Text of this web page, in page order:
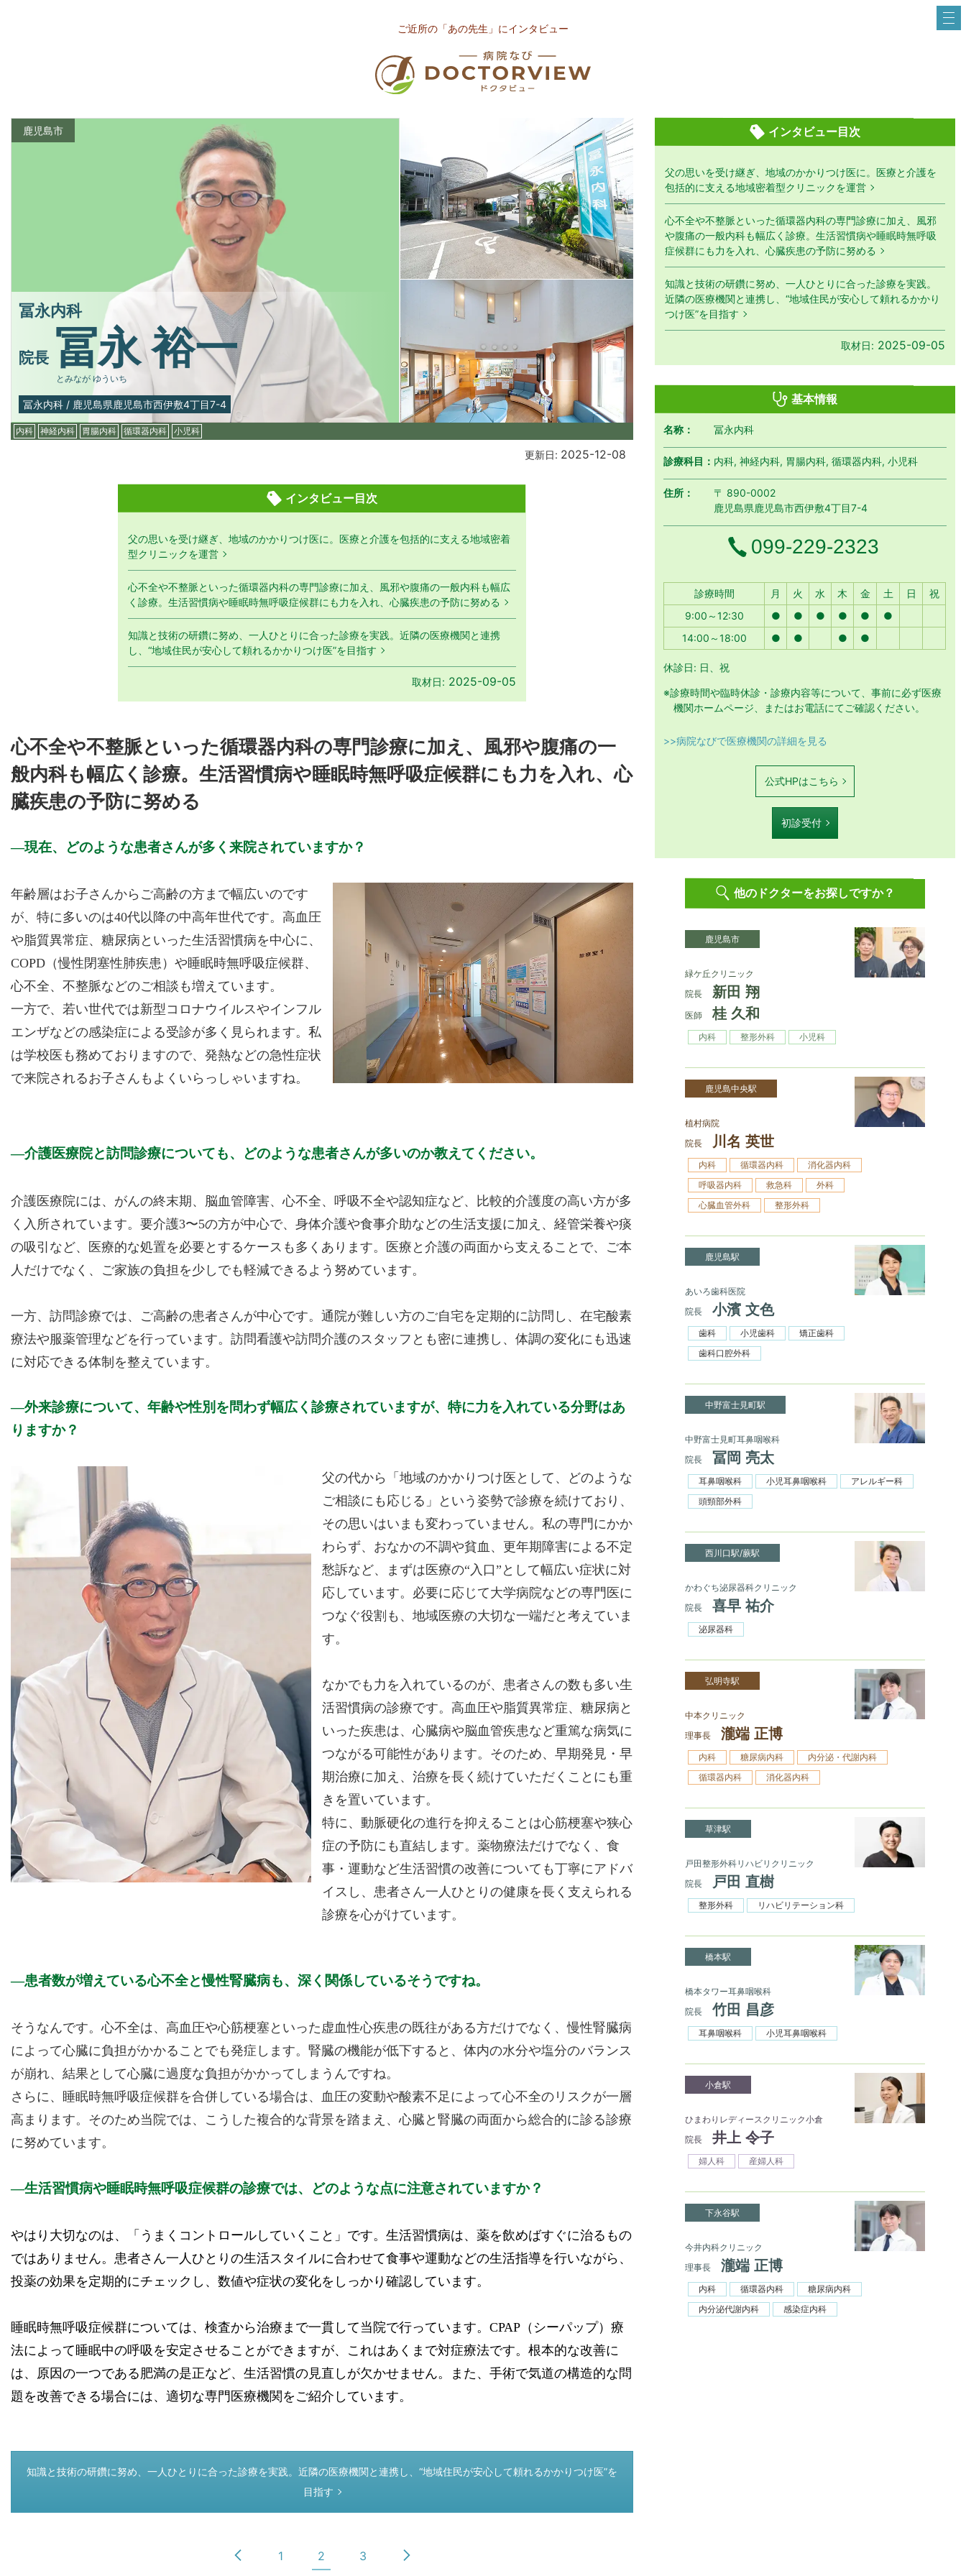
ご近所の「あの先生」にインタビュー
鹿児島市
冨永内科
院長 冨永 裕一
とみなが ゆういち
冨永内科 / 鹿児島県鹿児島市西伊敷4丁目7-4
内科 神経内科 胃腸内科 循環器内科 小児科
更新日: 2025-12-08
インタビュー目次
父の思いを受け継ぎ、地域のかかりつけ医に。医療と介護を包括的に支える地域密着
型クリニックを運営
心不全や不整脈といった循環器内科の専門診療に加え、風邪や腹痛の一般内科も幅広
く診療。生活習慣病や睡眠時無呼吸症候群にも力を入れ、心臓疾患の予防に努める
知識と技術の研鑽に努め、一人ひとりに合った診療を実践。近隣の医療機関と連携
し、“地域住民が安心して頼れるかかりつけ医”を目指す
取材日: 2025-09-05
心不全や不整脈といった循環器内科の専門診療に加え、風邪や腹痛の一
般内科も幅広く診療。生活習慣病や睡眠時無呼吸症候群にも力を入れ、心
臓疾患の予防に努める
現在、どのような患者さんが多く来院されていますか？
年齢層はお子さんからご高齢の方まで幅広いのです
が、特に多いのは40代以降の中高年世代です。高血圧
や脂質異常症、糖尿病といった生活習慣病を中心に、
COPD（慢性閉塞性肺疾患）や睡眠時無呼吸症候群、
心不全、不整脈などのご相談も増えています。
一方で、若い世代では新型コロナウイルスやインフル
エンザなどの感染症による受診が多く見られます。私
は学校医も務めておりますので、発熱などの急性症状
で来院されるお子さんもよくいらっしゃいますね。
介護医療院と訪問診療についても、どのような患者さんが多いのか教えてください。
介護医療院には、がんの終末期、脳血管障害、心不全、呼吸不全や認知症など、比較的介護度の高い方が多
く入所されています。要介護3〜5の方が中心で、身体介護や食事介助などの生活支援に加え、経管栄養や痰
の吸引など、医療的な処置を必要とするケースも多くあります。医療と介護の両面から支えることで、ご本
人だけでなく、ご家族の負担を少しでも軽減できるよう努めています。
一方、訪問診療では、ご高齢の患者さんが中心です。通院が難しい方のご自宅を定期的に訪問し、在宅酸素
療法や服薬管理などを行っています。訪問看護や訪問介護のスタッフとも密に連携し、体調の変化にも迅速
に対応できる体制を整えています。
外来診療について、年齢や性別を問わず幅広く診療されていますが、特に力を入れている分野はあ
りますか？
父の代から「地域のかかりつけ医として、どのような
ご相談にも応じる」という姿勢で診療を続けており、
その思いはいまも変わっていません。私の専門にかか
わらず、おなかの不調や貧血、更年期障害による不定
愁訴など、まずは医療の“入口”として幅広い症状に対
応しています。必要に応じて大学病院などの専門医に
つなぐ役割も、地域医療の大切な一端だと考えていま
す。
なかでも力を入れているのが、患者さんの数も多い生
活習慣病の診療です。高血圧や脂質異常症、糖尿病と
いった疾患は、心臓病や脳血管疾患など重篤な病気に
つながる可能性があります。そのため、早期発見・早
期治療に加え、治療を長く続けていただくことにも重
きを置いています。
特に、動脈硬化の進行を抑えることは心筋梗塞や狭心
症の予防にも直結します。薬物療法だけでなく、食
事・運動など生活習慣の改善についても丁寧にアドバ
イスし、患者さん一人ひとりの健康を長く支えられる
診療を心がけています。
患者数が増えている心不全と慢性腎臓病も、深く関係しているそうですね。
そうなんです。心不全は、高血圧や心筋梗塞といった虚血性心疾患の既往がある方だけでなく、慢性腎臓病
によって心臓に負担がかかることでも発症します。腎臓の機能が低下すると、体内の水分や塩分のバランス
が崩れ、結果として心臓に過度な負担がかかってしまうんですね。
さらに、睡眠時無呼吸症候群を合併している場合は、血圧の変動や酸素不足によって心不全のリスクが一層
高まります。そのため当院では、こうした複合的な背景を踏まえ、心臓と腎臓の両面から総合的に診る診療
に努めています。
生活習慣病や睡眠時無呼吸症候群の診療では、どのような点に注意されていますか？
やはり大切なのは、「うまくコントロールしていくこと」です。生活習慣病は、薬を飲めばすぐに治るもの
ではありません。患者さん一人ひとりの生活スタイルに合わせて食事や運動などの生活指導を行いながら、
投薬の効果を定期的にチェックし、数値や症状の変化をしっかり確認しています。
睡眠時無呼吸症候群については、検査から治療まで一貫して当院で行っています。CPAP（シーパップ）療
法によって睡眠中の呼吸を安定させることができますが、これはあくまで対症療法です。根本的な改善に
は、原因の一つである肥満の是正など、生活習慣の見直しが欠かせません。また、手術で気道の構造的な問
題を改善できる場合には、適切な専門医療機関をご紹介しています。
つぎのページ
知識と技術の研鑽に努め、一人ひとりに合った診療を実践。近隣の医療機関と連携し、“地域住民が安心して頼れるかかりつけ医”を
目指す
1 2 3
インタビュー目次
父の思いを受け継ぎ、地域のかかりつけ医に。医療と介護を
包括的に支える地域密着型クリニックを運営
心不全や不整脈といった循環器内科の専門診療に加え、風邪
や腹痛の一般内科も幅広く診療。生活習慣病や睡眠時無呼吸
症候群にも力を入れ、心臓疾患の予防に努める
知識と技術の研鑽に努め、一人ひとりに合った診療を実践。
近隣の医療機関と連携し、“地域住民が安心して頼れるかかり
つけ医”を目指す
取材日: 2025-09-05
基本情報
名称： 冨永内科
診療科目： 内科, 神経内科, 胃腸内科, 循環器内科, 小児科
住所：
〒 890-0002
鹿児島県鹿児島市西伊敷4丁目7-4
電話番号
099-229-2323
診療時間 月 月曜日
火 火曜日
水 水曜日
木 木曜日
金金曜日
土土曜日
日 日曜日
祝
9:00～12:30
● ● ● ● ●
●
14:00～18:00
● ● ● ●
休診日: 日、祝
※診療時間や臨時休診・診療内容等について、事前に必ず医療
機関ホームページ、またはお電話にてご確認ください。
>>病院なびで医療機関の詳細を見る
公式HPはこちら
初診受付
他のドクターをお探しですか？
鹿児島市
緑ケ丘クリニック
院長
新田 翔
医師 桂 久和
内科 整形外科 小児科
鹿児島中央駅
植村病院
院長
川名 英世
内科 循環器内科
消化器内科
呼吸器内科
救急科
外科
心臓血管外科
整形外科
鹿児島駅
あいろ歯科医院
院長
小濱 文色
歯科 小児歯科
矯正歯科
歯科口腔外科
中野富士見町駅
中野富士見町耳鼻咽喉科
院長
冨岡 亮太
耳鼻咽喉科 小児耳鼻咽喉科
アレルギー科
頭頸部外科
西川口駅/蕨駅
かわぐち泌尿器科クリニック
院長
喜早 祐介
泌尿器科
弘明寺駅
中本クリニック
理事長
瀧端 正博
内科 糖尿病内科
内分泌・代謝内科
循環器内科
消化器内科
草津駅
戸田整形外科リハビリクリニック
院長
戸田 直樹
整形外科 リハビリテーション科
橋本駅
橋本タワー耳鼻咽喉科
院長
竹田 昌彦
耳鼻咽喉科 小児耳鼻咽喉科
小倉駅
ひまわりレディースクリニック小倉
院長
井上 令子
婦人科 産婦人科
下永谷駅
今井内科クリニック
理事長
瀧端 正博
内科 循環器内科
糖尿病内科
内分泌代謝内科
感染症内科